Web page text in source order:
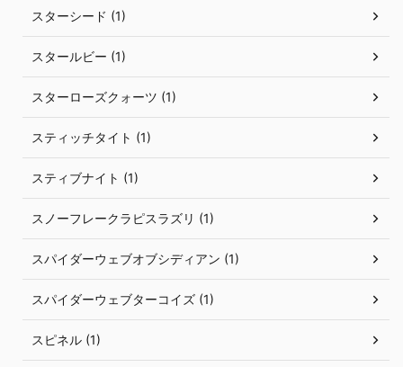
スターシード (1)
スタールビー (1)
スターローズクォーツ (1)
スティッチタイト (1)
スティブナイト (1)
スノーフレークラピスラズリ (1)
スパイダーウェブオブシディアン (1)
スパイダーウェブターコイズ (1)
スピネル (1)